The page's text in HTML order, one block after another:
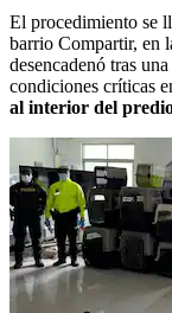
El procedimiento se
barrio Compartir, en
desencadenó tras
condiciones críticas
al interior del